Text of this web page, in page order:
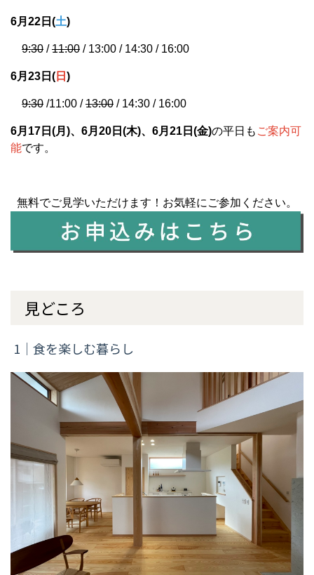
6月22 日(土)
9:30 /11:00 / 13:00 / 14:30 / 16:00
6月23 日( 日 )
9:30 /11:00 /13:00 / 14:30 / 16:00
6月17日(月)、6月20日(木)、6月21日(金)の平日も ご案内可
能です。
無料でご見学いただけます！お気軽にご参加ください。
見どころ
1｜食を楽しむ暮らし